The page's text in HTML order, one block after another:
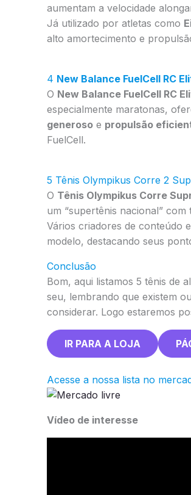
aumentam a velocidade
Já utilizado por atletas como
alto amortecimento e
4 New Balance FuelCell RC
O New Balance FuelCell RC
especialmente maratonas,
generosoe propulsão
FuelCell.
5 Tênis Olympikus Corre 2
O Tênis Olympikus Corre
um “supertênis nacional”
Vários criadores de conteúdo
modelo, destacando seus
Conclusão
Bom, aqui listamos 5 tênis de
seu, lembrando que existem
considerar. Logo estaremos
IR PARA A LOJA
Acesse a nossa lista no
Vídeo de interesse